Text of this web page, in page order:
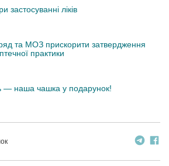
застосуванні ліків
та МОЗ прискорити затвердження
практики
— наша чашка у подарунок!